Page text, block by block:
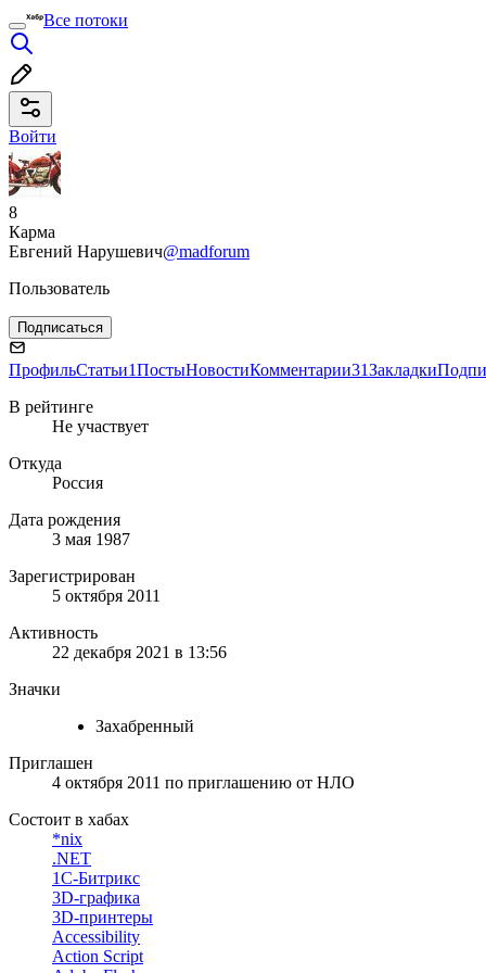
Все потоки
Войти
8
Карма
Евгений Нарушевич@madforum
Пользователь
Подписаться
ПрофильСтатьи1ПостыНовостиКомментарии31Закладки
В рейтинге
Не участвует
Откуда
Россия
Дата рождения
3 мая 1987
Зарегистрирован
5 октября 2011
Активность
22 декабря 2021 в 13:56
Значки
Захабренный
Приглашен
4 октября 2011 по приглашению от НЛО
Состоит в хабах
*nix
.NET
1С-Битрикс
3D-графика
3D-принтеры
Accessibility
Action Script